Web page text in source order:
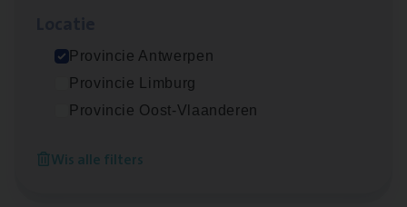
Provincie Antwerpen
Provincie Limburg
Provincie Oost-Vlaanderen
Wis alle filters
Test Ana­lyst
Antwerpen